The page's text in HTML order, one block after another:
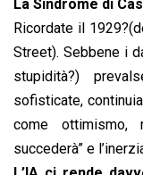
La Sindrome di
Ricordate il
Street). Sebbene i
stupidità?)
sofisticate,
come ottimismo,
succederà” e